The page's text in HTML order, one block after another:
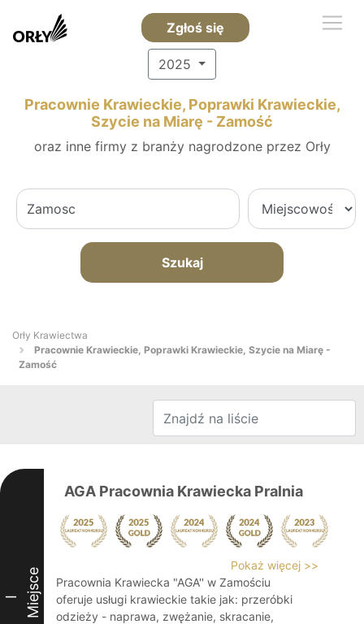
Zgłoś się
2025
Pracownie Krawieckie, Poprawki Krawieckie,
Szycie na Miarę - Zamość
oraz inne firmy z branży nagrodzone przez Orły
Szukaj
Orły Krawiectwa
Pracownie Krawieckie, Poprawki Krawieckie, Szycie na Miarę -
Zamość
I Miejsce
AGA Pracownia Krawiecka Pralnia
Pokaż więcej >>
Pracownia Krawiecka "AGA'' w Zamościu
oferuje usługi krawieckie takie jak: przeróbki
odzieży - naprawa, zwężanie, skracanie,